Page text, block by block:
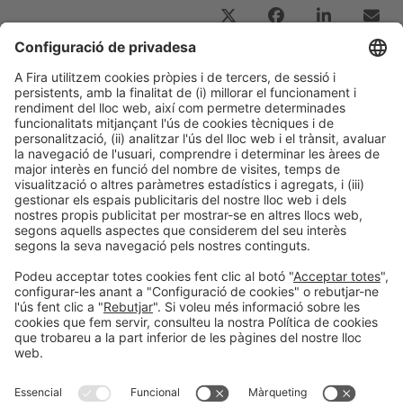
Post Anterior
Entrevista a Ángel Alejandre, Director General de
Technip Energies Iberia
Següent Post
Grups d’Experts Expoquimia26: treballant junts
per la indústria